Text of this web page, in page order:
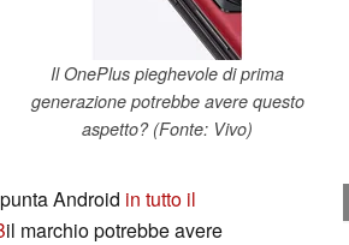
Il OnePlus pieghevole di prima
generazione potrebbe avere questo
aspetto? (Fonte: Vivo)
Android in tutto il
il marchio potrebbe avere